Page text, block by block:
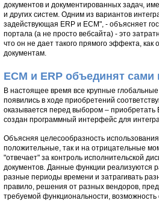
документов и документированных задач,
и других систем. Одним из вариантов
задействующая ERP и ECM", - объясняет
портала (а не просто вебсайта) - это
что он не дает такого прямого эффекта,
документам.
ECM и ERP объединят
В настоящее время все крупные
появились в ходе приобретений
оказывается перед выбором – приобретать
создан программный интерфейс для
Объясняя целесообразность
положительные, так и на отрицательные
"отвечает" за контроль исполнительской
документов. Данные функции реализуются
разные периоды времени и затрагивать
правило, решения от разных вендоров,
требуемой функциональности,